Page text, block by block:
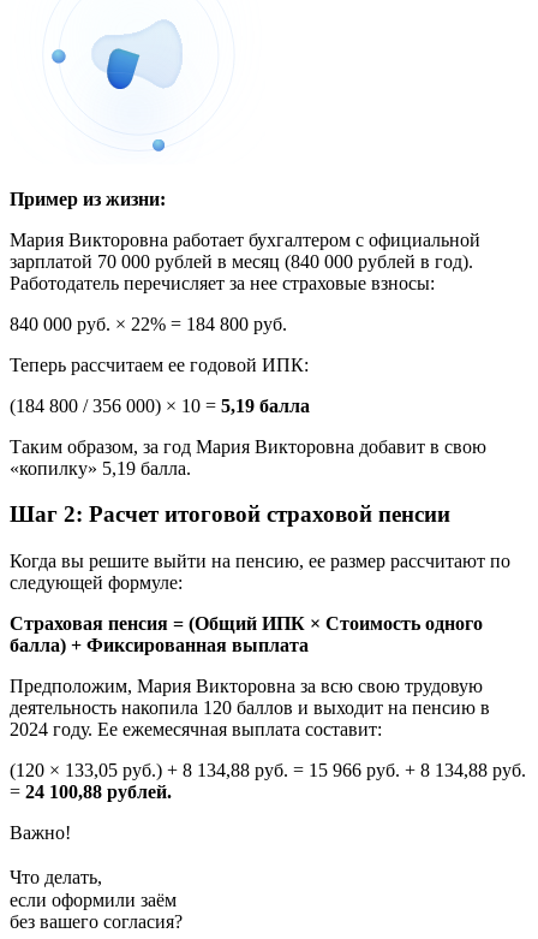
Пример из жизни:
Мария Викторовна работает бухгалтером с официальной
зарплатой 70 000 рублей в месяц (840 000 рублей в год).
Работодатель перечисляет за нее страховые взносы:
840 000 руб. × 22% = 184 800 руб.
Теперь рассчитаем ее годовой ИПК:
(184 800 / 356 000) × 10 = 5,19 балла
Таким образом, за год Мария Викторовна добавит в свою
«копилку» 5,19 балла.
Шаг 2: Расчет итоговой страховой пенсии
Когда вы решите выйти на пенсию, ее размер рассчитают по
следующей формуле:
Страховая пенсия = (Общий ИПК × Стоимость одного
балла) + Фиксированная выплата
Предположим, Мария Викторовна за всю свою трудовую
деятельность накопила 120 баллов и выходит на пенсию в
2024 году. Ее ежемесячная выплата составит:
(120 × 133,05 руб.) + 8 134,88 руб. = 15 966 руб. + 8 134,88 руб.
= 24 100,88 рублей.
Важно!
Что делать,
если оформили заём
без вашего согласия?